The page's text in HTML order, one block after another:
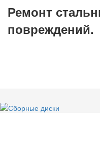
Ремонт
повреждений.